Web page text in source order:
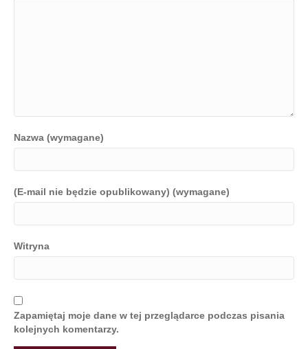
Nazwa (wymagane)
(E-mail nie będzie opublikowany) (wymagane)
Witryna
Zapamiętaj moje dane w tej przeglądarce podczas pisania
kolejnych komentarzy.